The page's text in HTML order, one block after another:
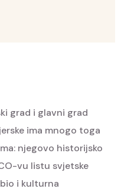
grad i glavni grad
ima mnogo toga
njegovo historijsko
vu listu svjetske
i kulturna